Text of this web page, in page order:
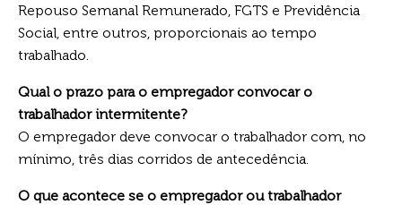
Repouso Semanal Remunerado, FGTS e Previdência
Social, entre outros, proporcionais ao tempo
trabalhado.
Qual o prazo para o empregador convocar o
trabalhador intermitente?
O empregador deve convocar o trabalhador com, no
mínimo, três dias corridos de antecedência.
O que acontece se o empregador ou trabalhador